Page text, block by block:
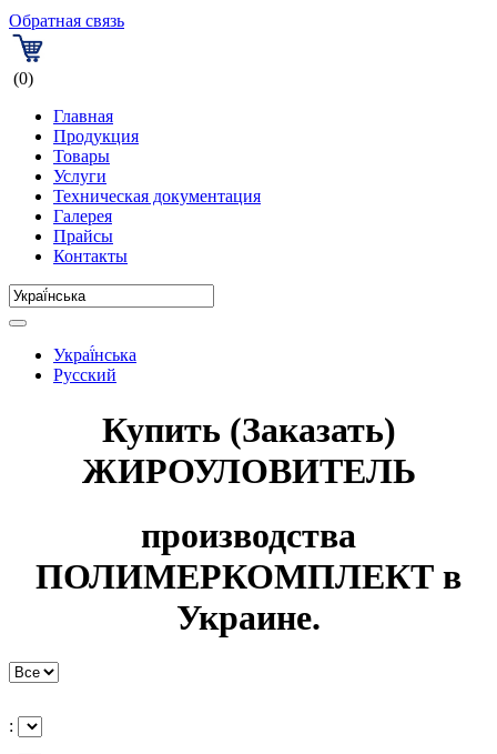
Обратная связь
(0)
Главная
Продукция
Товары
Услуги
Техническая документация
Галерея
Прайсы
Контакты
Украї́нська
Русский
Купить (Заказать)
ЖИРОУЛОВИТЕЛЬ
производства
ПОЛИМЕРКОМПЛЕКТ в
Украине.
: